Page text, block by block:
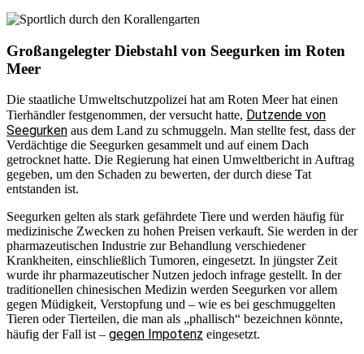
Großangelegter Diebstahl von Seegurken im Roten
Meer
Die staatliche Umweltschutzpolizei hat am Roten Meer hat einen
Tierhändler festgenommen, der versucht hatte, Dutzende von
Seegurken aus dem Land zu schmuggeln. Man stellte fest, dass der
Verdächtige die Seegurken gesammelt und auf einem Dach
getrocknet hatte. Die Regierung hat einen Umweltbericht in Auftrag
gegeben, um den Schaden zu bewerten, der durch diese Tat
entstanden ist.
Seegurken gelten als stark gefährdete Tiere und werden häufig für
medizinische Zwecken zu hohen Preisen verkauft. Sie werden in der
pharmazeutischen Industrie zur Behandlung verschiedener
Krankheiten, einschließlich Tumoren, eingesetzt. In jüngster Zeit
wurde ihr pharmazeutischer Nutzen jedoch infrage gestellt. In der
traditionellen chinesischen Medizin werden Seegurken vor allem
gegen Müdigkeit, Verstopfung und – wie es bei geschmuggelten
Tieren oder Tierteilen, die man als „phallisch“ bezeichnen könnte,
häufig der Fall ist – gegen Impotenz eingesetzt.